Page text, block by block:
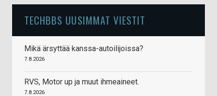
TECHBBS UUSIMMAT VIESTIT
Mikä ärsyttää kanssa-autoilijoissa?
7.8.2026
RVS, Motor up ja muut ihmeaineet.
7.8.2026